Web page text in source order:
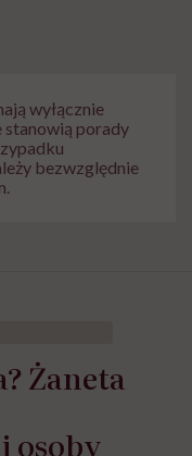
wyłącznie
stanowią porady
bezwzględnie
Żaneta
osoby